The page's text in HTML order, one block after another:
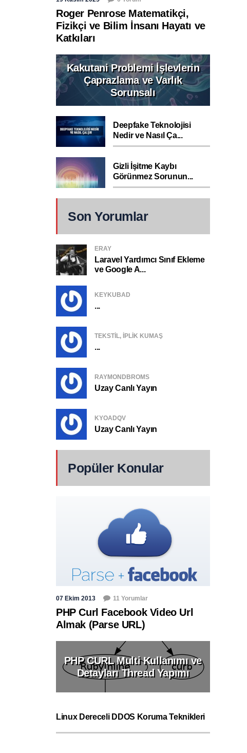
Roger Penrose Matematikçi,
Fizikçi ve Bilim İnsanı Hayatı ve
Katkıları
Kakutani Problemi İşlevlerin
Çaprazlama ve Varlık
Sorunsalı
Deepfake Teknolojisi
Nedir ve Nasıl Ça...
Gizli İşitme Kaybı
Görünmez Sorunun...
Son Yorumlar
ERAY
Laravel Yardımcı Sınıf Ekleme
ve Google A...
KEYKUBAD
...
TEKSTIL, IPLIK KUMAŞ
...
RAYMONDBROMS
Uzay Canlı Yayın
KYOADQV
Uzay Canlı Yayın
Popüler Konular
07 Ekim 2013 11 Yorumlar
PHP Curl Facebook Video Url
Almak (Parse URL)
PHP CURL Multi Kullanımı ve
Detayları Thread Yapımı
Linux Dereceli DDOS Koruma Teknikleri